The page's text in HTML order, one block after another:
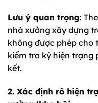
Lưu ý quan trọng:
nhà xưởng xây dựng
không được phép cho
kiểm tra kỹ hiện trạng
kết.
2. Xác định rõ hiện